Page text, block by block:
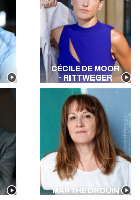
CÉCILE DE MOOR
- RITTWEGER
MARTHE DROUIN